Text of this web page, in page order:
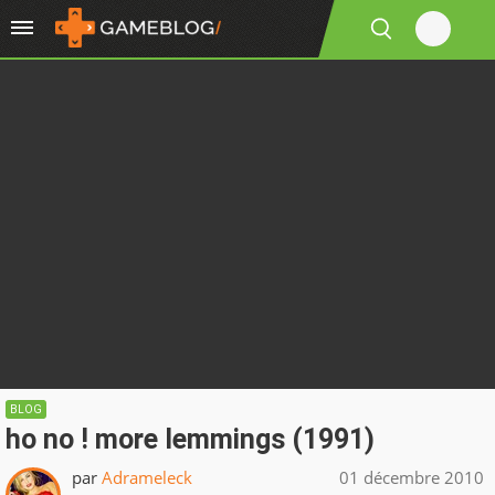
BLOG
ho no ! more lemmings (1991)
par Adrameleck 01 décembre 2010